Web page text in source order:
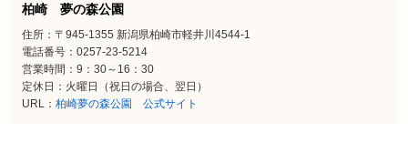
柏崎 夢の森公園
住所：〒945-1355 新潟県柏崎市軽井川4544-1
電話番号：0257-23-5214
営業時間：9：30～16：30
定休日：火曜日（祝日の場合、翌日）
URL： 柏崎夢の森公園 公式サイト